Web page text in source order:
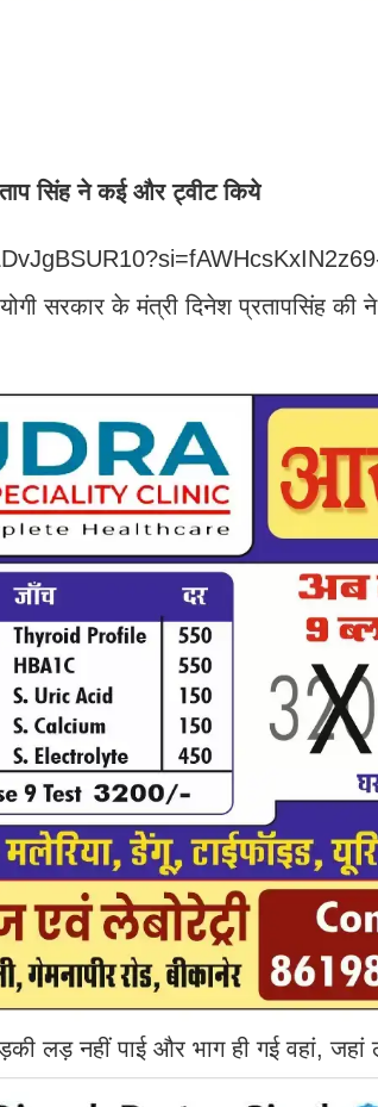
सिंह ने कई और ट्वीट किये
सरकार के मंत्री दिनेश प्रतापसिंह की
लड़ नहीं पाई और भाग ही गई वहां, जहां